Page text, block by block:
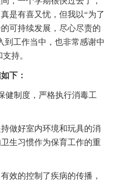
是有喜又忧，但我以“为了
可持续发展，尽心尽责的
到工作当中，也非常感谢中
持。
下：
制度，严格执行消毒工
好室内环境和玩具的消
生习惯作为保育工作的重
的控制了疾病的传播，